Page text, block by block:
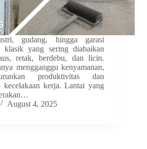
gudang, hingga garasi
klasik yang sering diabaikan
retak, berdebu, dan licin.
mengganggu kenyamanan,
produktivitas dan
kecelakaan kerja. Lantai yang
August 4, 2025